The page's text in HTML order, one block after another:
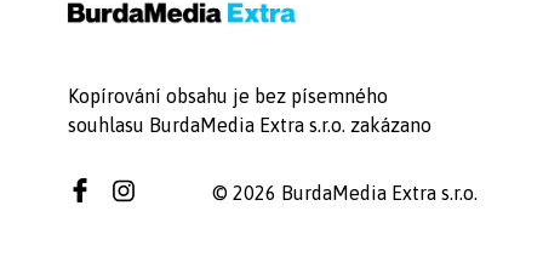
Kopírování obsahu je bez písemného
souhlasu BurdaMedia Extra s.r.o. zakázano
© 2026 BurdaMedia Extra s.r.o.